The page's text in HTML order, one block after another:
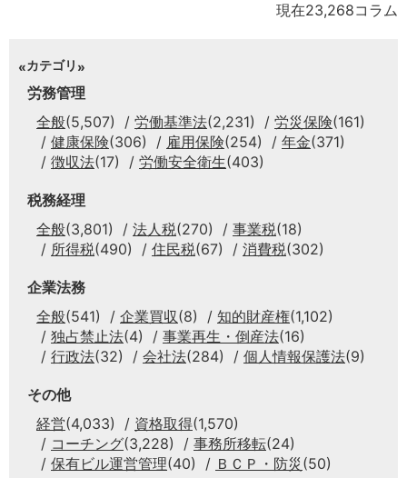
現在23,268コラム
カテゴリ
労務管理
全般(5,507) 労働基準法(2,231) 労災保険(161)
健康保険(306) 雇用保険(254) 年金(371)
徴収法(17) 労働安全衛生(403)
税務経理
全般(3,801) 法人税(270) 事業税(18)
所得税(490) 住民税(67) 消費税(302)
企業法務
全般(541) 企業買収(8) 知的財産権(1,102)
独占禁止法(4) 事業再生・倒産法(16)
行政法(32) 会社法(284) 個人情報保護法(9)
その他
経営(4,033) 資格取得(1,570)
コーチング(3,228) 事務所移転(24)
保有ビル運営管理(40) ＢＣＰ・防災 (50)